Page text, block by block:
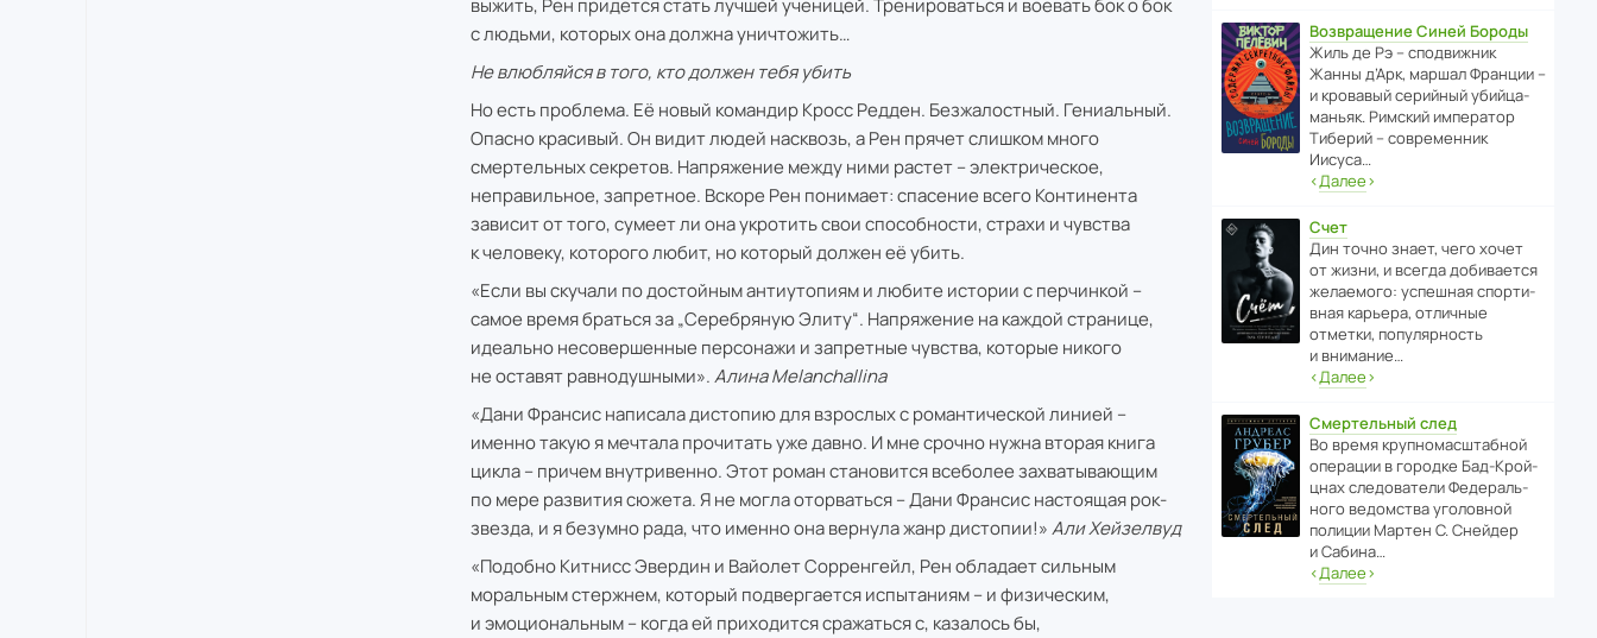
выжить, Рен придется стать лучшей ученицей. Тренироваться и воевать бок о бок
с людьми, которых она должна уничтожить…
Не влюбляйся в того, кто должен тебя убить
Но есть проблема. Её новый командир Кросс Редден. Безжалостный. Гениальный.
Опасно красивый. Он видит людей насквозь, а Рен прячет слишком много
смертельных секретов. Напряжение между ними растет – электрическое,
неправильное, запретное. Вскоре Рен понимает: спасение всего Континента
зависит от того, сумеет ли она укротить свои способности, страхи и чувства
к человеку, которого любит, но который должен её убить.
«Если вы скучали по достойным антиутопиям и любите истории с перчинкой –
самое время браться за „Серебряную Элиту“. Напряжение на каждой странице,
идеально несовершенные персонажи и запретные чувства, которые никого
не оставят равнодушными».Алина Melanchallina
«Дани Франсис написала дистопию для взрослых с романтической линией –
именно такую я мечтала прочитать уже давно. И мне срочно нужна вторая книга
цикла – причем внутривенно. Этот роман становится всеболее захватывающим
по мере развития сюжета. Я не могла оторваться – Дани Франсис настоящая рок-
звезда, и я безумно рада, что именно она вернула жанр дистопии!»Али Хейзелвуд
«Подобно Китнисс Эвердин и Вайолет Сорренгейл, Рен обладает сильным
моральным стержнем, который подвергается испытаниям – и физическим,
и эмоциональным – когда ей приходится сражаться с, казалось бы,
Возвращение Синей Бороды
Жиль де Рэ – спод­ви­жник
Жанны д’Арк, маршал Франции –
и кровавый серийный убийца-
маньяк. Римский импе­ратор
Тиберий – совре­менник
Иисуса…
‹Далее›
Счет
Дин точно знает, чего хочет
от жизни, и всегда доби­ва­ется
жела­е­мого: успе­шная спор­ти­
вная карьера, отли­чные
отметки, попу­ля­р­ность
и внимание…
‹Далее›
Смертельный след
Во время круп­но­мас­ш­та­бной
операции в городке Бад‑Крой­
цнах следо­ва­тели Феде­раль­
ного ведомства уголо­вной
полиции Мартен С. Снейдер
и Сабина…
‹Далее›